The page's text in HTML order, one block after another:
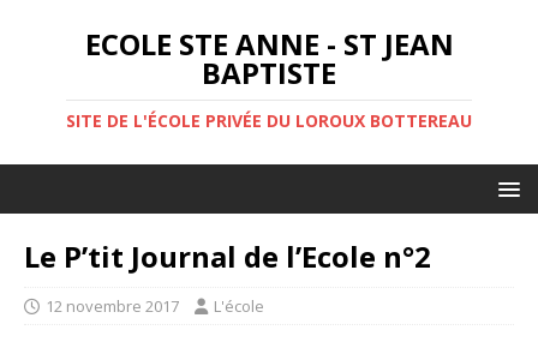
ECOLE STE ANNE - ST JEAN
BAPTISTE
SITE DE L'ÉCOLE PRIVÉE DU LOROUX BOTTEREAU
Le P’tit Journal de l’Ecole n°2
12 novembre 2017 L'école